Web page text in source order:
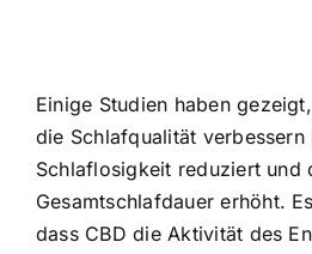
Einige Studien haben
die Schlafqualität
Schlaflosigkeit reduziert und
Gesamtschlafdauer erhöht.
dass CBD die Aktivität des